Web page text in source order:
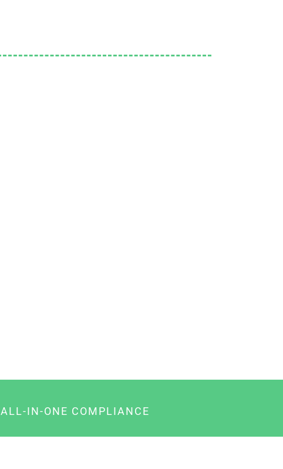
ALL-IN-ONE COMPLIANCE